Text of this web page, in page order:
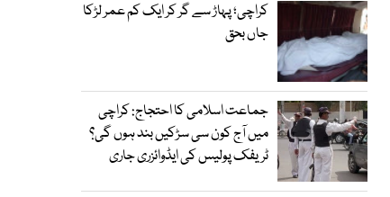
کراچی؛ پہاڑ سے گر کر ایک کم عمر لڑکا
جاں بحق
جماعت اسلامی کا احتجاج: کراچی
میں آج کون سی سڑکیں بند ہوں گی؟
ٹریفک پولیس کی ایڈوائزری جاری